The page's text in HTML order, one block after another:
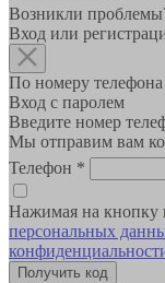
Возникли
Вход или
По номеру телефона
Вход с паролем
Введите номер
Мы отправим вам
Телефон *
Нажимая на кнопку
персональных